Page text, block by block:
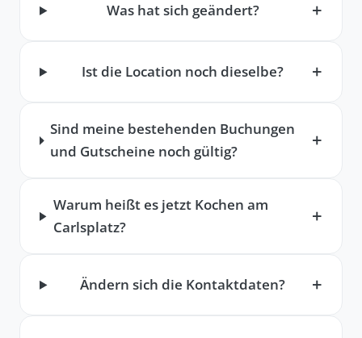
Was hat sich geändert?
Ist die Location noch dieselbe?
Sind meine bestehenden Buchungen
und Gutscheine noch gültig?
Warum heißt es jetzt Kochen am
Carlsplatz?
Ändern sich die Kontaktdaten?